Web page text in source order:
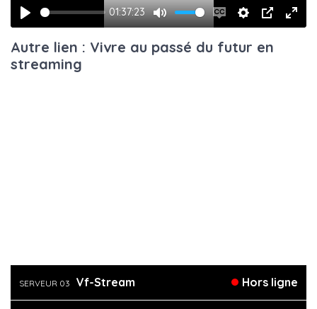
Play
01:37:23
Mute
Enable
captions
Settings
PIP
Autre lien : Vivre au passé du futur en
streaming
SERVEUR 03 Vf-Stream Hors ligne